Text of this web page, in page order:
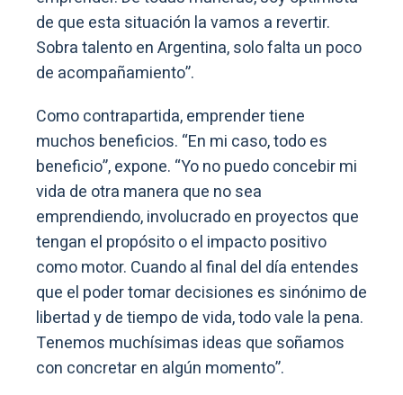
de que esta situación la vamos a revertir.
Sobra talento en Argentina, solo falta un poco
de acompañamiento”.
Como contrapartida, emprender tiene
muchos beneficios. “En mi caso, todo es
beneficio”, expone. “Yo no puedo concebir mi
vida de otra manera que no sea
emprendiendo, involucrado en proyectos que
tengan el propósito o el impacto positivo
como motor. Cuando al final del día entendes
que el poder tomar decisiones es sinónimo de
libertad y de tiempo de vida, todo vale la pena.
Tenemos muchísimas ideas que soñamos
con concretar en algún momento”.